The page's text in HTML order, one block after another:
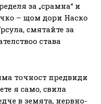
за „срамна“ и
– щом дори Наско
смятайте за
става
точност предвиди
я само, свила
в земята, нервно-